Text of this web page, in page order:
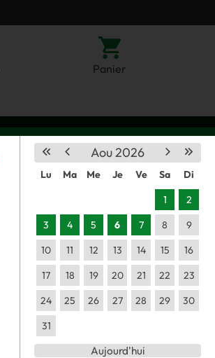
Panier
Aou 2026
Lu Ma Me Je Ve Sa
Di
1
2
3
4 5 6 7 8
9
10
11 12 13 14 15
16
17
18 19 20 21 22
23
24
25 26 27 28 29
30
31
Aujourd'hui